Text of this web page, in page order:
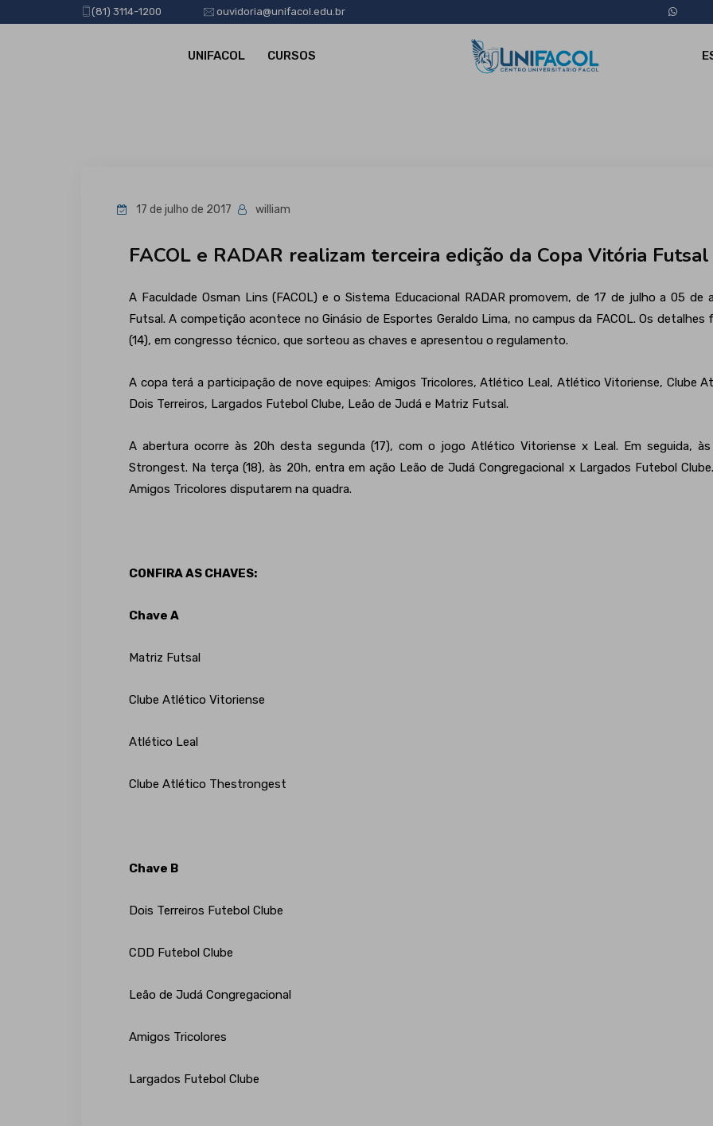
(81) 3114-1200 ouvidoria@unifacol.edu.br
UNIFACOL CURSOS
17 de julho de 2017 william
FACOL e RADAR realizam terceira edição da Copa Vitória Futsal
A Faculdade Osman Lins (FACOL) e o Sistema Educacional RADAR promovem, de 17 de julho a 05
Futsal. A competição acontece no Ginásio de Esportes Geraldo Lima, no campus da FACOL. Os
(14), em congresso técnico, que sorteou as chaves e apresentou o regulamento.
A copa terá a participação de nove equipes: Amigos Tricolores, Atlético Leal, Atlético Vitoriense, Clube
Dois Terreiros, Largados Futebol Clube, Leão de Judá e Matriz Futsal.
A abertura ocorre às 20h desta segunda (17), com o jogo Atlético Vitoriense x Leal. Em seguida,
Strongest. Na terça (18), às 20h, entra em ação Leão de Judá Congregacional x Largados Futebol
Amigos Tricolores disputarem na quadra.
CONFIRA AS CHAVES:
Chave A
Matriz Futsal
Clube Atlético Vitoriense
Atlético Leal
Clube Atlético Thestrongest
Chave B
Dois Terreiros Futebol Clube
CDD Futebol Clube
Leão de Judá Congregacional
Amigos Tricolores
Largados Futebol Clube